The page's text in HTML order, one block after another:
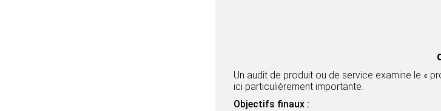
Un audit de produit ou de service examine le «
ici particulièrement importante.
Objectifs finaux :